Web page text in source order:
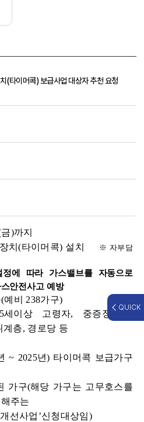
(타이머콕) 보급사업 대상자 추천 요청
)까지
장치(타이머콕) 설치
※ 자부담
에 따라 가스밸브를 자동으로
안전사고 예방
예비 238가구)
상 고령자, 중증장애인,
계층, 경로당 등
2025년) 타이머콕 보급가구
구(해당 가구는 고무호스를
주는
선사업’신청대상임)
QUICK